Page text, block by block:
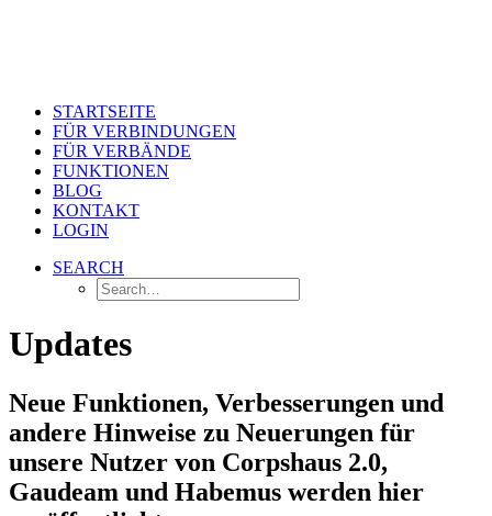
STARTSEITE
FÜR VERBINDUNGEN
FÜR VERBÄNDE
FUNKTIONEN
BLOG
KONTAKT
LOGIN
SEARCH
Updates
Neue Funktionen, Verbesserungen und
andere Hinweise zu Neuerungen für
unsere Nutzer von Corpshaus 2.0,
Gaudeam und Habemus werden hier